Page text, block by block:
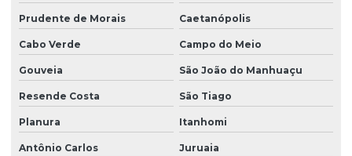
Prudente de Morais Caetanópolis
Cabo Verde Campo do Meio
Gouveia São João do Manhuaçu
Resende Costa São Tiago
Planura Itanhomi
Antônio Carlos Juruaia